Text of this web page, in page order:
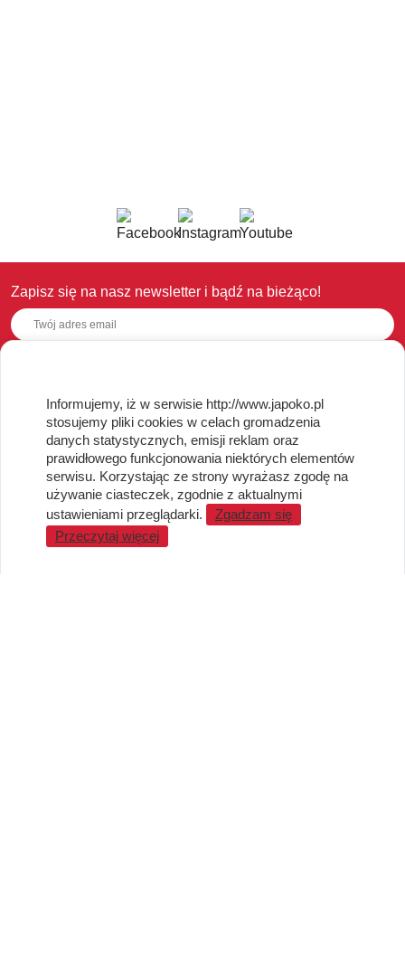
Zapisz się na nasz newsletter i bądź na bieżąco!
OBSŁUGA KLIENTA
Regulamin i Polityka Cookies
Dostawa, Reklamacje i Zwroty
Metody płatności
Standardy jakości i bezpieczeństwa
WARTO WIEDZIEĆ
Informujemy, iż w serwisie http://www.japoko.pl
stosujemy pliki cookies w celach gromadzenia
danych statystycznych, emisji reklam oraz
prawidłowego funkcjonowania niektórych elementów
serwisu. Korzystając ze strony wyrażasz zgodę na
używanie ciasteczek, zgodnie z aktualnymi
ustawieniami przeglądarki.
Zgadzam się
Przeczytaj więcej